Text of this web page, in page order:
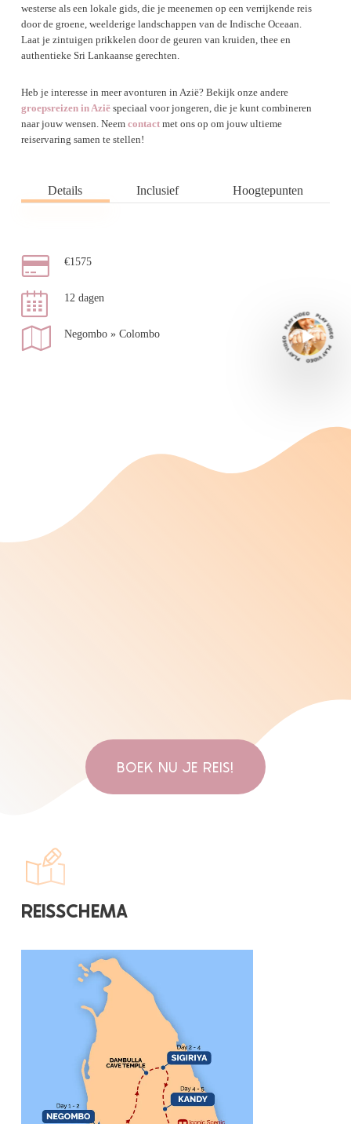
westerse als een lokale gids, die je meenemen op een verrijkende reis
door de groene, weelderige landschappen van de Indische Oceaan.
Laat je zintuigen prikkelen door de geuren van kruiden, thee en
authentieke Sri Lankaanse gerechten.
Heb je interesse in meer avonturen in Azië? Bekijk onze andere
groepsreizen in Aziëspeciaal voor jongeren, die je kunt combineren
naar jouw wensen. Neem contactmet ons op om jouw ultieme
reiservaring samen te stellen!
Details Inclusief Hoogtepunten
€1575
12 dagen
Negombo » Colombo
BOEK NU JE REIS!
REISSCHEMA